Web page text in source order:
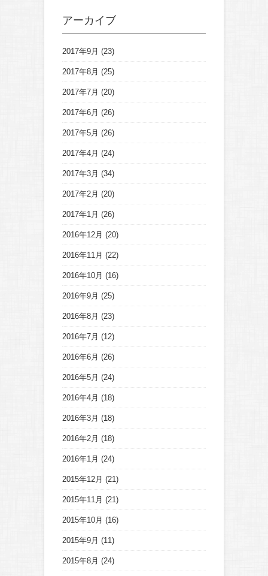
アーカイブ
2017年9月 (23)
2017年8月 (25)
2017年7月 (20)
2017年6月 (26)
2017年5月 (26)
2017年4月 (24)
2017年3月 (34)
2017年2月 (20)
2017年1月 (26)
2016年12月 (20)
2016年11月 (22)
2016年10月 (16)
2016年9月 (25)
2016年8月 (23)
2016年7月 (12)
2016年6月 (26)
2016年5月 (24)
2016年4月 (18)
2016年3月 (18)
2016年2月 (18)
2016年1月 (24)
2015年12月 (21)
2015年11月 (21)
2015年10月 (16)
2015年9月 (11)
2015年8月 (24)